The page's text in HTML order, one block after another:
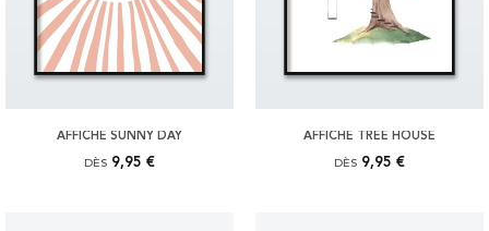
AFFICHE SUNNY DAY
DÈS 9,95 €
AFFICHE TREE HOUSE
DÈS 9,95 €